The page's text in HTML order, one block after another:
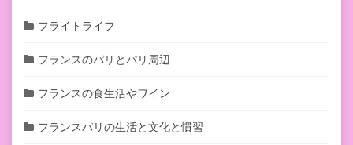
フライトライフ
フランスのパリとパリ周辺
フランスの食生活やワイン
フランスパリの生活と文化と慣習